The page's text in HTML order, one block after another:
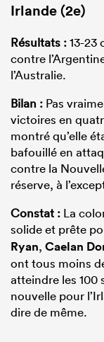
Irlande (2e)
Résultats :13-23
contre
l’Australie.
Bilan : Pas
victoires en
montré qu’elle
bafouillé en
contre la
réserve, à
Constat : La
solide et prête
Ryan, Caelan
ont tous moins
atteindre les 100
nouvelle pour
dire de même.